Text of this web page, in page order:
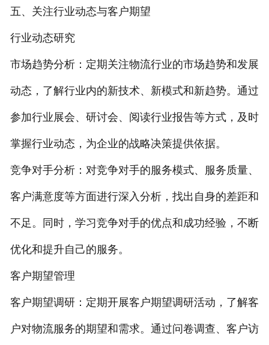
五、关注行业动态与客户期望
行业动态研究
市场趋势分析：定期关注物流行业的市场趋势和发展
动态，了解行业内的新技术、新模式和新趋势。通过
参加行业展会、研讨会、阅读行业报告等方式，及时
掌握行业动态，为企业的战略决策提供依据。
竞争对手分析：对竞争对手的服务模式、服务质量、
客户满意度等方面进行深入分析，找出自身的差距和
不足。同时，学习竞争对手的优点和成功经验，不断
优化和提升自己的服务。
客户期望管理
客户期望调研：定期开展客户期望调研活动，了解客
户对物流服务的期望和需求。通过问卷调查、客户访